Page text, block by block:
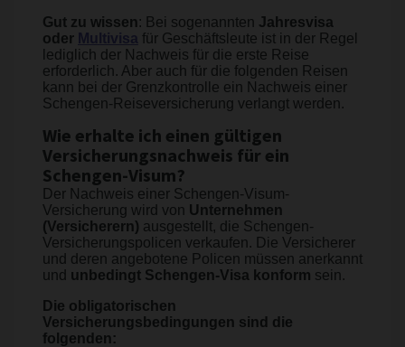
Gut zu wissen: Bei sogenannten Jahresvisa
oder Multivisa für Geschäftsleute ist in der Regel
lediglich der Nachweis für die erste Reise
erforderlich. Aber auch für die folgenden Reisen
kann bei der Grenzkontrolle ein Nachweis einer
Schengen-Reiseversicherung verlangt werden.
Wie erhalte ich einen gültigen
Versicherungsnachweis für ein
Schengen-Visum?
Der Nachweis einer Schengen-Visum-
Versicherung wird von Unternehmen
(Versicherern) ausgestellt, die Schengen-
Versicherungspolicen verkaufen. Die Versicherer
und deren angebotene Policen müssen anerkannt
und unbedingt Schengen-Visa konform sein.
Die obligatorischen
Versicherungsbedingungen sind die
folgenden: